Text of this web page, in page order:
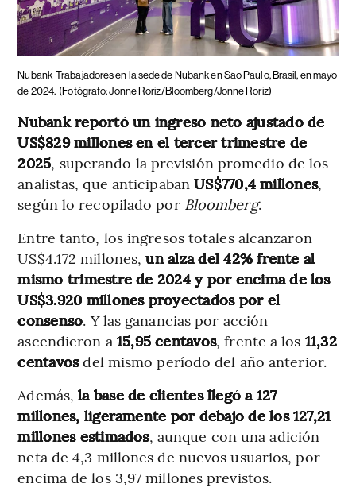
Nubank Trabajadores en la sede de Nubank en São Paulo, Brasil, en mayo
de 2024. (Fotógrafo: Jonne Roriz/Bloomberg/Jonne Roriz)
Nubank reportó un ingreso neto ajustado de
US$829 millones en el tercer trimestre de
2025, superando la previsión promedio de los
analistas, que anticipabanUS$770,4 millones,
según lo recopilado por Bloomberg.
Entre tanto, los ingresos totales alcanzaron
US$4.172 millones, un alza del 42% frente al
mismo trimestre de 2024 y por encima de los
US$3.920 millones proyectados por el
consenso. Y las ganancias por acción
ascendieron a 15,95 centavos, frente a los 11,32
centavosdel mismo período del año anterior.
Además,la base de clientes llegó a 127
millones, ligeramente por debajo de los 127,21
millones estimados, aunque con una adición
neta de 4,3 millones de nuevos usuarios, por
encima de los 3,97 millones previstos.